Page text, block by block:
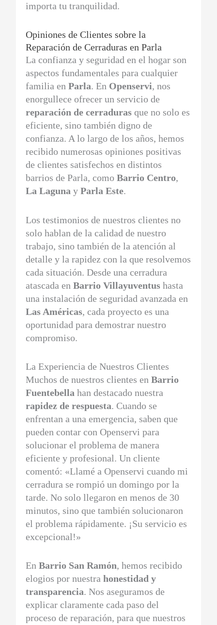
importa tu tranquilidad.
Opiniones de Clientes sobre la
Reparación de Cerraduras en Parla
La confianza y seguridad en el hogar son
aspectos fundamentales para cualquier
familia enParla. En Openservi, nos
enorgullece ofrecer un servicio de
reparación de cerraduras que no solo es
eficiente, sino también digno de
confianza. A lo largo de los años, hemos
recibido numerosas opiniones positivas
de clientes satisfechos en distintos
barrios de Parla, comoBarrio Centro,
La Laguna yParla Este.
Los testimonios de nuestros clientes no
solo hablan de la calidad de nuestro
trabajo, sino también de la atención al
detalle y la rapidez con la que resolvemos
cada situación. Desde una cerradura
atascada enBarrio Villayuventus hasta
una instalación de seguridad avanzada en
Las Américas, cada proyecto es una
oportunidad para demostrar nuestro
compromiso.
La Experiencia de Nuestros Clientes
Muchos de nuestros clientes enBarrio
Fuentebella han destacado nuestra
rapidez de respuesta. Cuando se
enfrentan a una emergencia, saben que
pueden contar con Openservi para
solucionar el problema de manera
eficiente y profesional. Un cliente
comentó: «Llamé a Openservi cuando mi
cerradura se rompió un domingo por la
tarde. No solo llegaron en menos de 30
minutos, sino que también solucionaron
el problema rápidamente. ¡Su servicio es
excepcional!»
EnBarrio San Ramón, hemos recibido
elogios por nuestrahonestidad y
transparencia. Nos aseguramos de
explicar claramente cada paso del
proceso de reparación, para que nuestros